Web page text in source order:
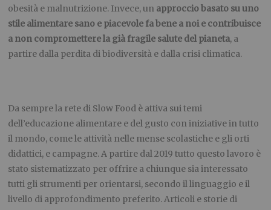
obesità e malnutrizione. Invece, un approccio basato su uno
stile alimentare sano e piacevole fa bene a noi e contribuisce
a non compromettere la già fragile salute del pianeta, a
partire dalla perdita di biodiversità e dalla crisi climatica.
Da sempre la rete di Slow Food è attiva sui temi
dell’educazione alimentare e del gusto con iniziative in tutto
il mondo, come le attività nelle mense scolastiche e gli orti
didattici, e campagne. A partire dal 2019 tutto questo lavoro è
stato sistematizzato per offrire a chiunque sia interessato
tutti gli strumenti per orientarsi, secondo il linguaggio e il
livello di approfondimento preferito. Articoli e storie di